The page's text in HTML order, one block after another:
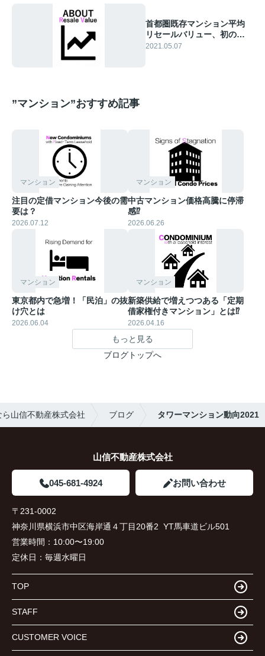
首都圏既存マンション平均
リセールバリュー、初の
100％超え
2021.05.07
”マンション”おすすめ記事
マンション
注目の定借マンション今後の需
要は？
2026.07.12
マンション
中古マンション価格高騰に停滞
感⁉︎
2026.06.26
マンション
東京都内で急増！「民泊」の抜
け穴とは
2026.06.04
マンション
新築供給で増えつつある「定期
借家権付きマンション」とは⁉︎
2026.04.16
もっと見る
ブログトップへ
山信不動産株式会社 ブログ タワーマンション動向2021
山信不動産株式会社
045-681-4924 お問い合わせ
〒231-0002
神奈川県横浜市中区海岸通４丁目20番2 YT馬車道ビル501
営業時間： 10:00〜19:00
定休日： 毎週水曜日
TOP
STAFF
CUSTOMER VOICE